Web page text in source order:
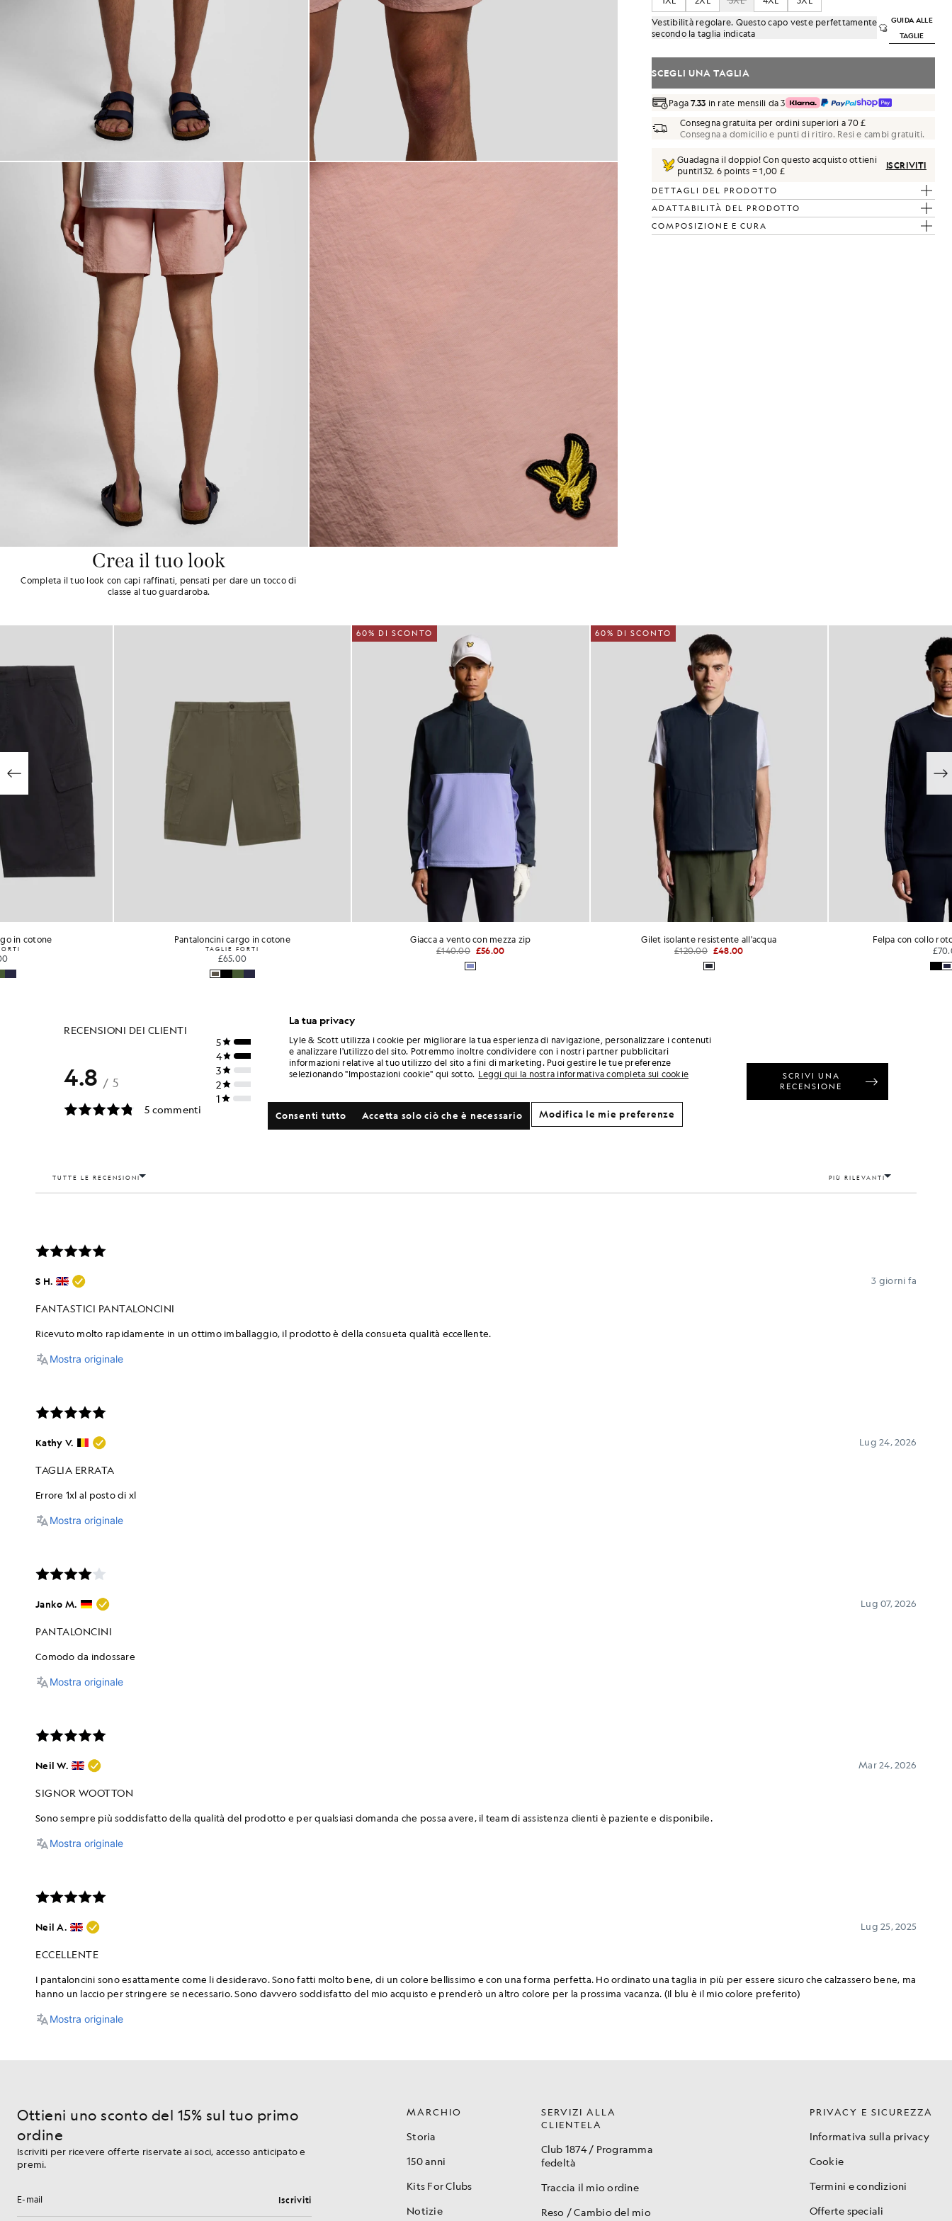
Costume da bagno rosa pompelmo
Vestibilità regolare. Questo capo veste perfettamente
secondo la taglia indicata
GUIDA ALLE
TAGLIE
SCEGLI UNA TAGLIA
Paga7.33 in rate mensili da 3
Consegna gratuita per ordini superiori a 70 £
Consegna a domicilio e punti di ritiro. Resi e cambi gratuiti.
Guadagna il doppio! Con questo acquisto ottieni
punti132. 6 points = 1,00 £ ISCRIVITI
DETTAGLI DEL PRODOTTO
ADATTABILITÀ DEL PRODOTTO
COMPOSIZIONE E CURA
Crea il tuo look
Completa il tuo look con capi raffinati, pensati per dare un tocco di
classe al tuo guardaroba.
Pantaloncini cargo in cotone
Giacca a vento con mezza zip
Gilet isolante resistente all'acqua
Felpa con collo rotondo Sports Tape
Ottieni uno sconto del 15% sul tuo primo
ordine
Iscriviti per ricevere offerte riservate ai soci, accesso anticipato e
premi.
Indirizzo e-mail Iscriviti
MARCHIO
Storia
150 anni
Kits For Clubs
Notizie
SERVIZI ALLA
CLIENTELA
Club 1874 / Programma
fedeltà
Traccia il mio ordine
Reso / Cambio del mio
PRIVACY E SICUREZZA
Informativa sulla privacy
Cookie
Termini e condizioni
Offerte speciali
La tua privacy
Lyle & Scott utilizza i cookie per migliorare la tua esperienza di navigazione, personalizzare i contenuti
e analizzare l'utilizzo del sito. Potremmo inoltre condividere con i nostri partner pubblicitari
informazioni relative al tuo utilizzo del sito a fini di marketing. Puoi gestire le tue preferenze
selezionando "Impostazioni cookie" qui sotto. Leggi qui la nostra informativa completa sui cookie
Accetta solo ciò che è necessario
Consenti tutto Modifica le mie preferenze